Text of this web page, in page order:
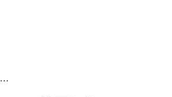
箱根温泉旅館ホテル協同組合、オフィシャルサ